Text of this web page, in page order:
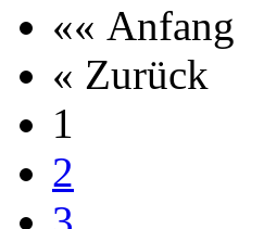
«« Anfang
« Zurück
1
2